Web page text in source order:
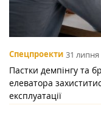
Спецпроекти 31 липня
Пастки демпінгу та
елеватора
експлуатації